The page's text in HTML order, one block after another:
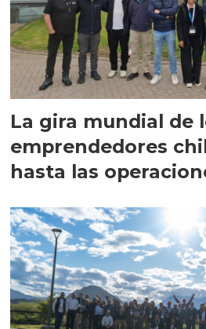
La gira mundial de
emprendedores
hasta las